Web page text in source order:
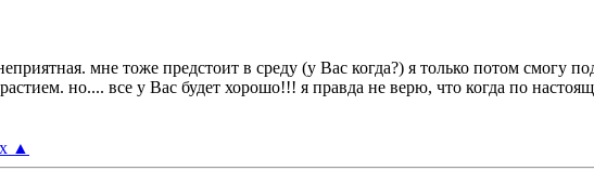
мне тоже предстоит в среду (у Вас когда?) я только потом смогу
но.... все у Вас будет хорошо!!! я правда не верю, что когда по
▲